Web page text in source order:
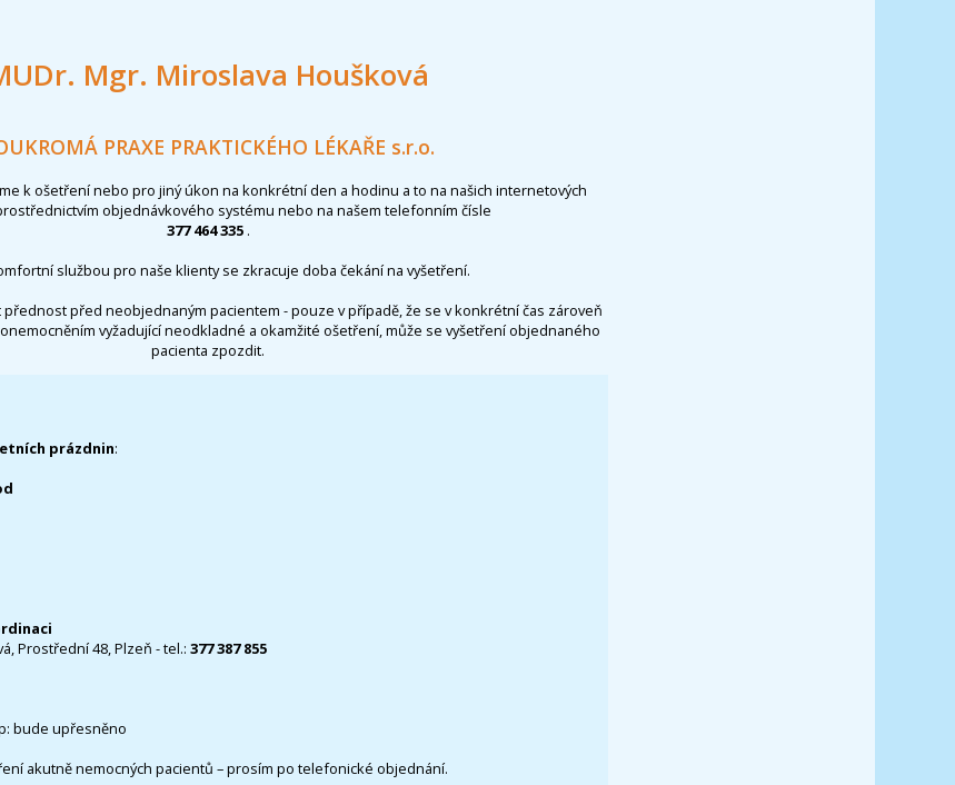
Mgr. Miroslava Houšková
PRAXE PRAKTICKÉHO LÉKAŘE s.r.o.
k ošetření nebo pro jiný úkon na konkrétní den a hodinu a to na našich internetových
objednávkového systému nebo na našem telefonním čísle
377 464 335 .
službou pro naše klienty se zkracuje doba čekání na vyšetření.
před neobjednaným pacientem - pouze v případě, že se v konkrétní čas zároveň
vyžadující neodkladné a okamžité ošetření, může se vyšetření objednaného
pacienta zpozdit.
prázdnin:
Prostřední 48, Plzeň - tel.: 377 387 855
bude upřesněno
akutně nemocných pacientů – prosím po telefonické objednání.